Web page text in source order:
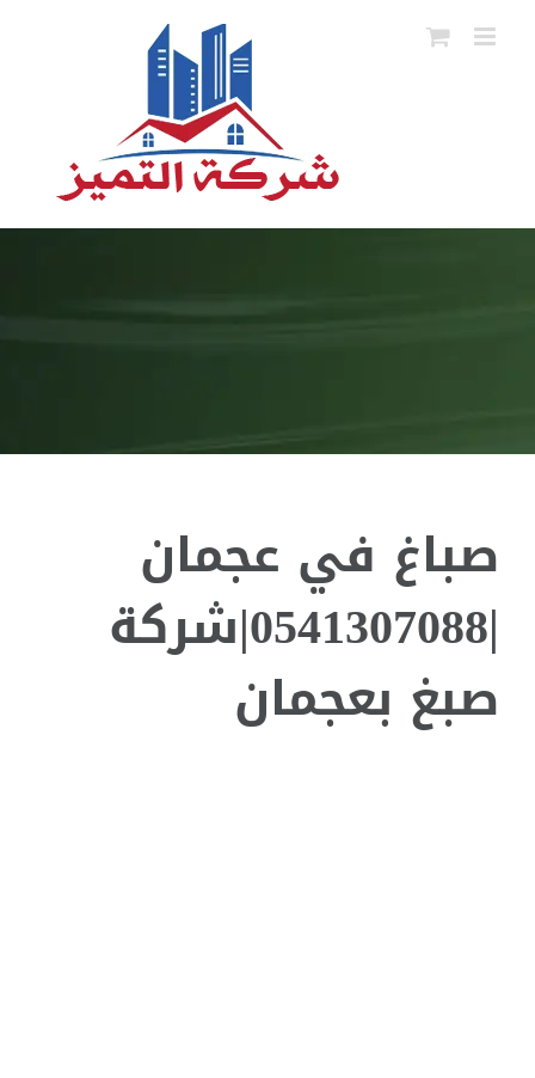
صباغ في عجمان
|0541307088|شركة
صبغ بعجمان